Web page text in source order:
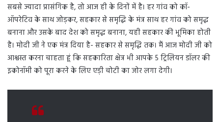
सबसे ज्यादा प्रासंगिक है, तो आज ही के दिनों में है। हर गांव को कॉ-
ऑपरेटिव के साथ जोड़कर, सहकार से समृद्धि के मंत्र साथ हर गांव को समृद्ध
बनाना और उसके बाद देश को समृद्ध बनाना, यही सहकार की भूमिका होती
है। मोदी जी ने एक मंत्र दिया है- सहकार से समृद्धि तक। मैं आज मोदी जी को
आश्वस्त करना चाहता हूं कि सहकारिता क्षेत्र भी आपके 5 ट्रिलियन डॉलर की
इकोनॉमी को पूरा करने के लिए एड़ी चोटी का जोर लगा देगी।